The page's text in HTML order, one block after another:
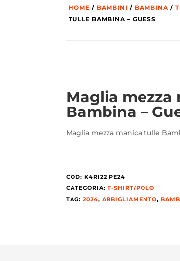
HOME / BAMBINI / BAMBINA /
TULLE BAMBINA – GUESS
Maglia
Bambina –
Maglia mezza manica tulle
COD:K4RI22 PE24
CATEGORIA:T-SHIRT/POLO
TAG:2024,ABBIGLIAMENTO,